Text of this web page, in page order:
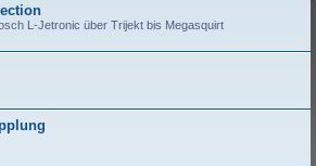
L-Jetronic über Trijekt bis Megasquirt